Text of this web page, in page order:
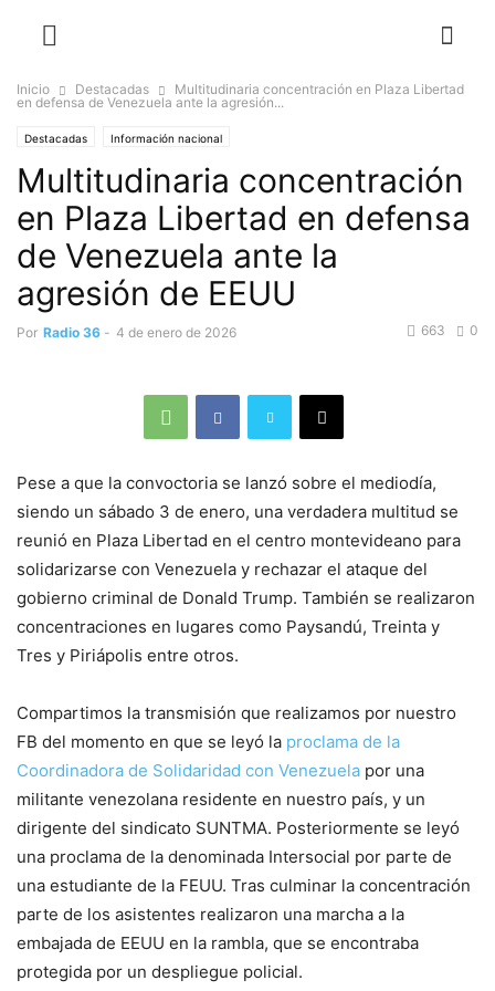
Inicio Destacadas
Multitudinaria concentración en Plaza Libertad
en defensa de Venezuela ante la agresión...
Destacadas Información nacional
Multitudinaria concentración
en Plaza Libertad en defensa
de Venezuela ante la
agresión de EEUU
Por Radio 36 - 4 de enero de 2026 0
663
Pese a que la convoctoria se lanzó sobre el mediodía,
siendo un sábado 3 de enero, una verdadera multitud se
reunió en Plaza Libertad en el centro montevideano para
solidarizarse con Venezuela y rechazar el ataque del
gobierno criminal de Donald Trump. También se realizaron
concentraciones en lugares como Paysandú, Treinta y
Tres y Piriápolis entre otros.
Compartimos la transmisión que realizamos por nuestro
FB del momento en que se leyó la proclama de la
Coordinadora de Solidaridad con Venezuela por una
militante venezolana residente en nuestro país, y un
dirigente del sindicato SUNTMA. Posteriormente se leyó
una proclama de la denominada Intersocial por parte de
una estudiante de la FEUU. Tras culminar la concentración
parte de los asistentes realizaron una marcha a la
embajada de EEUU en la rambla, que se encontraba
protegida por un despliegue policial.